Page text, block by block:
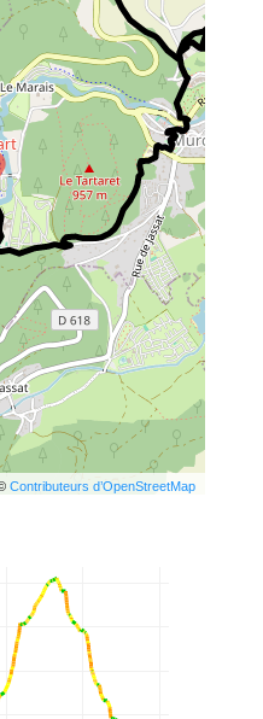
Contributeurs d’OpenStreetMap